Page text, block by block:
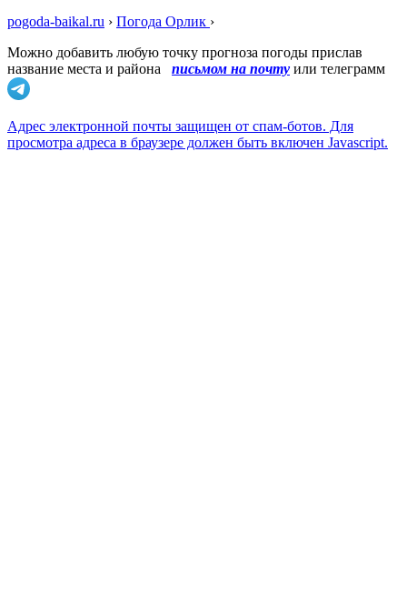
pogoda-baikal.ru › Погода Орлик ›
Можно добавить любую точку прогноза погоды прислав
название места и района
письмом на почту или телеграмм
Адрес электронной почты защищен от спам-ботов. Для
просмотра адреса в браузере должен быть включен Javascript.